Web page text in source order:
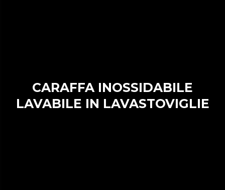
CARAFFA INOSSIDABILE
LAVABILE IN LAVASTOVIGLIE